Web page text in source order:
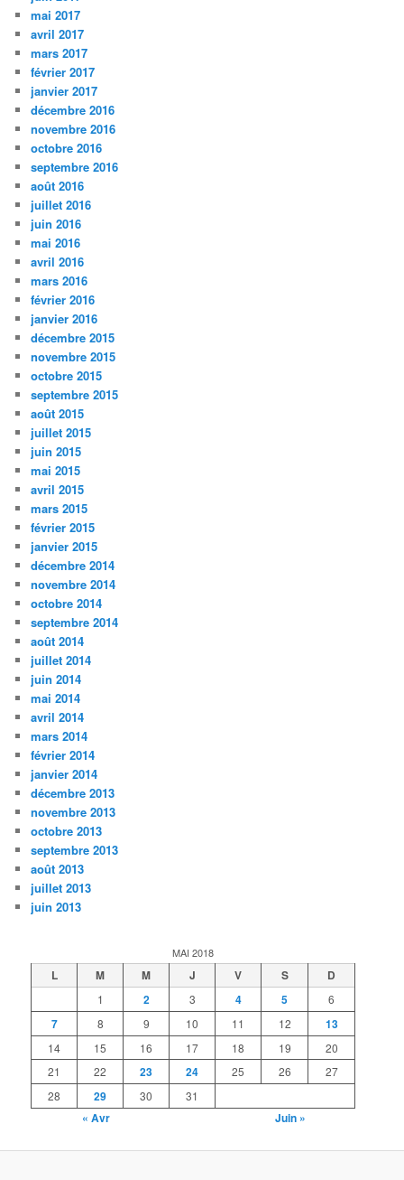
mai 2017
avril 2017
mars 2017
février 2017
janvier 2017
décembre 2016
novembre 2016
octobre 2016
septembre 2016
août 2016
juillet 2016
juin 2016
mai 2016
avril 2016
mars 2016
février 2016
janvier 2016
décembre 2015
novembre 2015
octobre 2015
septembre 2015
août 2015
juillet 2015
juin 2015
mai 2015
avril 2015
mars 2015
février 2015
janvier 2015
décembre 2014
novembre 2014
octobre 2014
septembre 2014
août 2014
juillet 2014
juin 2014
mai 2014
avril 2014
mars 2014
février 2014
janvier 2014
décembre 2013
novembre 2013
octobre 2013
septembre 2013
août 2013
juillet 2013
juin 2013
MAI 2018
L M M J V S D
1 2 3 4 5 6
7 8 9 10 11 12 13
14 15 16 17 18 19
20
21
22 23 24 25 26
27
28
29 30 31
« Avr Juin »